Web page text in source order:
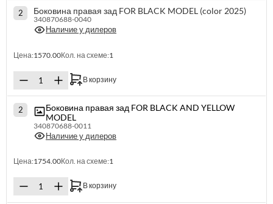
2 Боковина правая зад FOR BLACK MODEL (color 2025)
340870688-0040
Наличие у дилеров
Цена:1570.00Кол. на схеме:1
В корзину
2
Боковина правая зад FOR BLACK AND YELLOW
MODEL
340870688-0011
Наличие у дилеров
Цена:1754.00Кол. на схеме:1
В корзину